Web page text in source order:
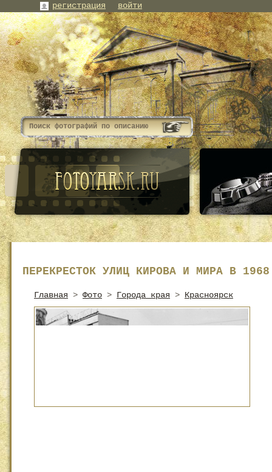
ПЕРЕКРЕСТОК УЛИЦ КИРОВА И МИРА В
Главная > Фото > Города края > Красноярск
регистрация войти